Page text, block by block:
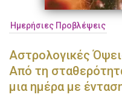
Ημερήσιες Προβλέψεις
Αστρολογικές
Από τη
μια ημέρα με